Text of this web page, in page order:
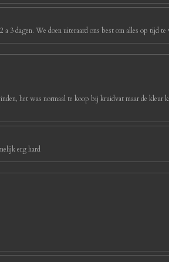
3 dagen. We doen uiteraard ons best om alles op tijd te
het was normaal te koop bij kruidvat maar de
erg hard